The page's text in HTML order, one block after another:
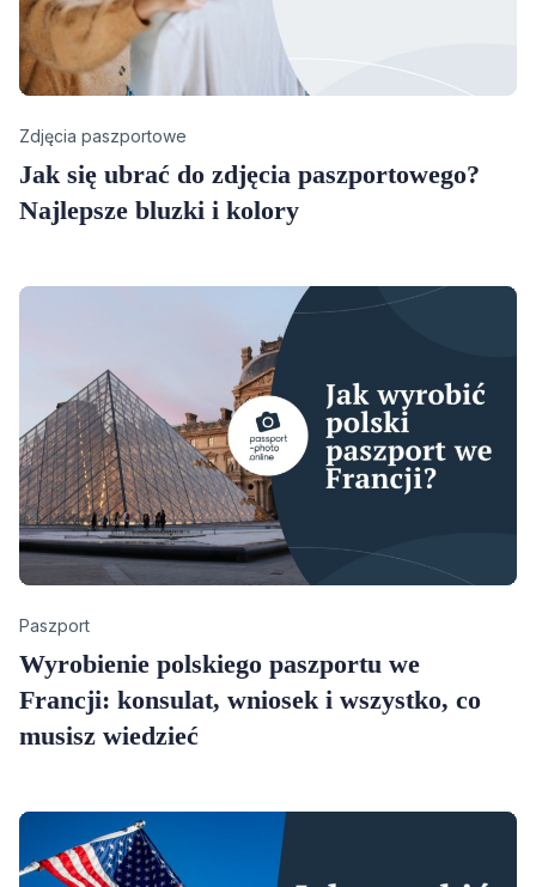
Category
Zdjęcia paszportowe
Jak się ubrać do zdjęcia paszportowego?
Najlepsze bluzki i kolory
Category
Paszport
Wyrobienie polskiego paszportu we
Francji: konsulat, wniosek i wszystko, co
musisz wiedzieć